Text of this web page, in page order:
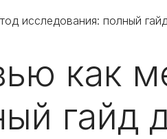
исследования: полный
как
гайд